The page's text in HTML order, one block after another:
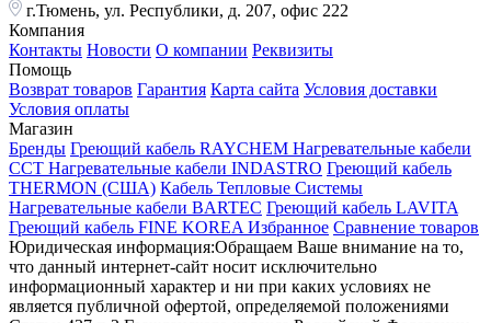
г.Тюмень, ул. Республики, д. 207, офис 222
Компания
Контакты Новости О компании Реквизиты
Помощь
Возврат товаров Гарантия Карта сайта Условия доставки
Условия оплаты
Магазин
Бренды Греющий кабель RAYCHEM Нагревательные кабели
ССТ Нагревательные кабели INDASTRO Греющий кабель
THERMON (США) Кабель Тепловые Системы
Нагревательные кабели BARTEC Греющий кабель LAVITA
Греющий кабель FINE KOREA Избранное Сравнение товаров
Юридическая информация:Обращаем Ваше внимание на то,
что данный интернет-сайт носит исключительно
информационный характер и ни при каких условиях не
является публичной офертой, определяемой положениями